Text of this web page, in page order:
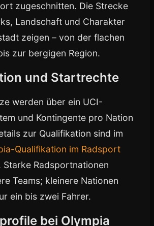
zugeschnitten. Die Strecke
Landschaft und Charakter
zeigen – von der flachen
zur bergigen Region.
und Startrechte
werden über ein UCI-
und Kontingente pro Nation
zur Qualifikation sind im
Qualifikation im Radsport
Starke Radsportnationen
Teams; kleinere Nationen
ein bis zwei Fahrer.
bei Olympia